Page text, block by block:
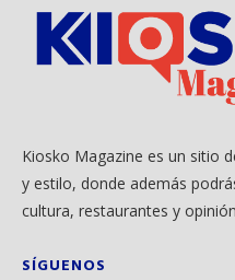
Kiosko Magazine es un sitio
y estilo, donde además
cultura, restaurantes y
SÍGUENOS